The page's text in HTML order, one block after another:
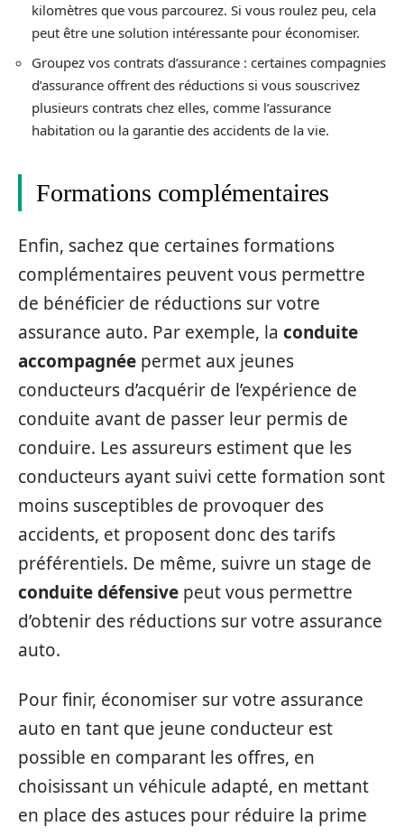
kilomètres que vous parcourez. Si vous roulez peu, cela
peut être une solution intéressante pour économiser.
Groupez vos contrats d’assurance : certaines compagnies
d’assurance offrent des réductions si vous souscrivez
plusieurs contrats chez elles, comme l’assurance
habitation ou la garantie des accidents de la vie.
Formations complémentaires
Enfin, sachez que certaines formations
complémentaires peuvent vous permettre
de bénéficier de réductions sur votre
assurance auto. Par exemple, la conduite
accompagnée permet aux jeunes
conducteurs d’acquérir de l’expérience de
conduite avant de passer leur permis de
conduire. Les assureurs estiment que les
conducteurs ayant suivi cette formation sont
moins susceptibles de provoquer des
accidents, et proposent donc des tarifs
préférentiels. De même, suivre un stage de
conduite défensive peut vous permettre
d’obtenir des réductions sur votre assurance
auto.
Pour finir, économiser sur votre assurance
auto en tant que jeune conducteur est
possible en comparant les offres, en
choisissant un véhicule adapté, en mettant
en place des astuces pour réduire la prime